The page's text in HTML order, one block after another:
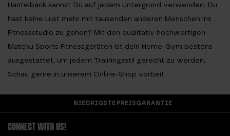
Hantelbank kannst Du auf jedem Untergrund verwenden. Du
hast keine Lust mehr mit tausenden anderen Menschen ins
Fitnessstudio zu gehen? Mit den qualitativ hochwertigen
Matchu Sports Fitnessgeräten ist dein Home-Gym bestens
ausgestattet, um jedem Trainingsstil gerecht zu werden.
Schau gerne in unserem Online-Shop vorbei!
NIEDRIGSTE PREISGARANTIE
CONNECT WITH US!